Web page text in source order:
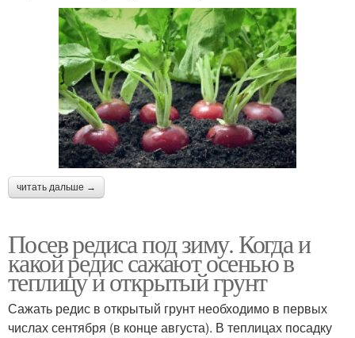
читать дальше →
Посев редиса под зиму. Когда и
какой редис сажают осенью в
теплицу и открытый грунт
Сажать редис в открытый грунт необходимо в первых
числах сентября (в конце августа). В теплицах посадку